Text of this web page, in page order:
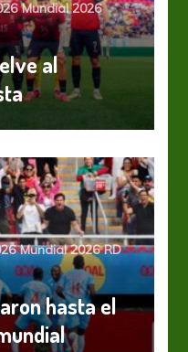
Mundial 2026
al
Mundial 2026 RD
hasta el